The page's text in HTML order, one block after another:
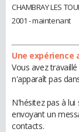
CHAMBRAY LES
2001 - maintenant
Une expérience
Vous avez
n'apparaît pas
N'hésitez pas à
envoyant un
contacts.